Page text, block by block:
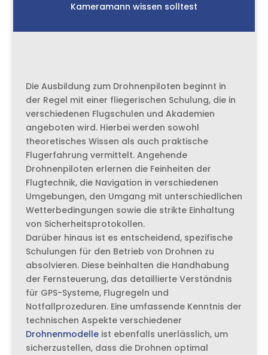
Kameramann wissen solltest
Die Ausbildung zum Drohnenpiloten beginnt in
der Regel mit einer fliegerischen Schulung, die in
verschiedenen Flugschulen und Akademien
angeboten wird. Hierbei werden sowohl
theoretisches Wissen als auch praktische
Flugerfahrung vermittelt. Angehende
Drohnenpiloten erlernen die Feinheiten der
Flugtechnik, die Navigation in verschiedenen
Umgebungen, den Umgang mit unterschiedlichen
Wetterbedingungen sowie die strikte Einhaltung
von Sicherheitsprotokollen.
Darüber hinaus ist es entscheidend, spezifische
Schulungen für den Betrieb von Drohnen zu
absolvieren. Diese beinhalten die Handhabung
der Fernsteuerung, das detaillierte Verständnis
für GPS-Systeme, Flugregeln und
Notfallprozeduren. Eine umfassende Kenntnis der
technischen Aspekte verschiedener
Drohnenmodelleist ebenfalls unerlässlich, um
sicherzustellen, dass die Drohnen optimal